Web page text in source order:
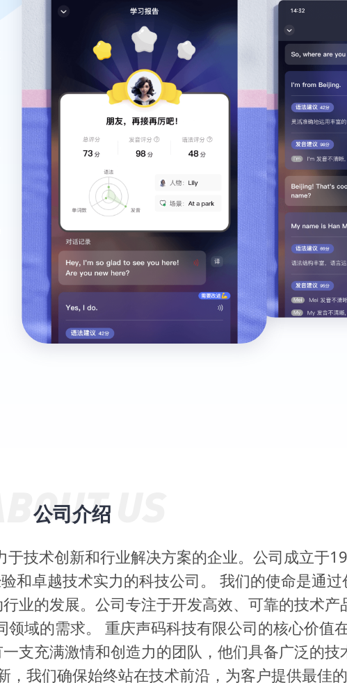
公司介绍
技术创新和行业解决方案的企业。公司成立于
和卓越技术实力的科技公司。 我们的使命是通过
业的发展。公司专注于开发高效、可靠的技术产
域的需求。 重庆声码科技有限公司的核心价值
支充满激情和创造力的团队，他们具备广泛的技
，我们确保始终站在技术前沿，为客户提供最佳